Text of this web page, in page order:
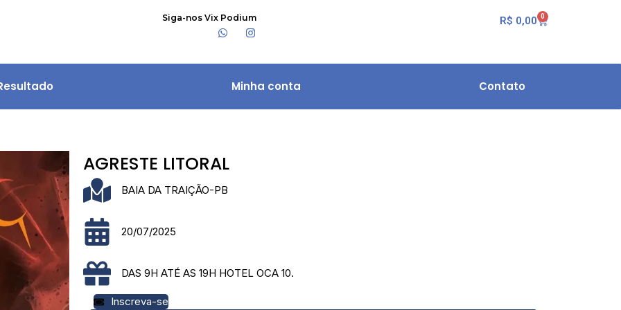
Siga-nos Vix Podium R$ 0,00 0
Minha conta Contato
AGRESTE LITORAL
BAIA DA TRAIÇÃO-PB
20/07/2025
DAS 9H ATÉ AS 19H HOTEL OCA 10.
Inscreva-se